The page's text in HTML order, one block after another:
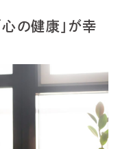
の健康」が幸